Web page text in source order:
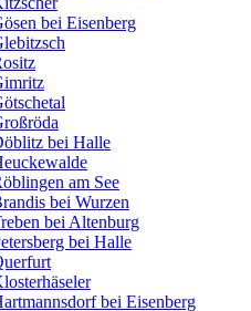
bei Eisenberg
bei Halle
am See
bei Wurzen
bei Altenburg
bei Halle
bei Eisenberg